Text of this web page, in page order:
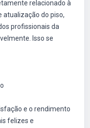
relacionado à
atualização do piso,
profissionais da
Isso se
e o rendimento
felizes e